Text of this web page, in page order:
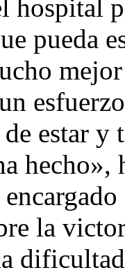
hospital
pueda
estar y
la